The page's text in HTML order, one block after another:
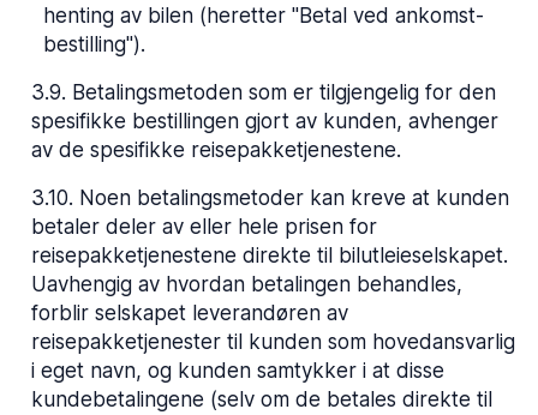
henting av bilen (heretter "Betal ved ankomst-
bestilling").
3.9. Betalingsmetoden som er tilgjengelig for den
spesifikke bestillingen gjort av kunden, avhenger
av de spesifikke reisepakketjenestene.
3.10. Noen betalingsmetoder kan kreve at kunden
betaler deler av eller hele prisen for
reisepakketjenestene direkte til bilutleieselskapet.
Uavhengig av hvordan betalingen behandles,
forblir selskapet leverandøren av
reisepakketjenester til kunden som hovedansvarlig
i eget navn, og kunden samtykker i at disse
kundebetalingene (selv om de betales direkte til